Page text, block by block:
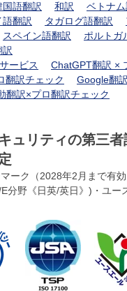
国語翻訳 和訳 ベトナ
語翻訳 タガログ語翻訳
スペイン語翻訳 ポルトガ
訳
ービス
ChatGPT翻訳 ×
翻訳チェック
Google翻
翻訳×プロ翻訳チェック
ュリティの第三者
ーク（2028年2月まで有
分野《日英/英日》)・ユー